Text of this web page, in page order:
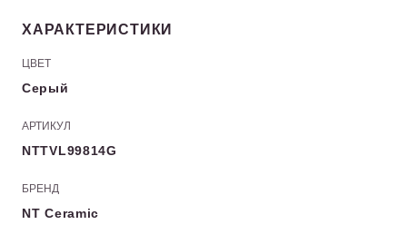
ХАРАКТЕРИСТИКИ
ЦВЕТ
Серый
АРТИКУЛ
NTTVL99814G
БРЕНД
NT Ceramic